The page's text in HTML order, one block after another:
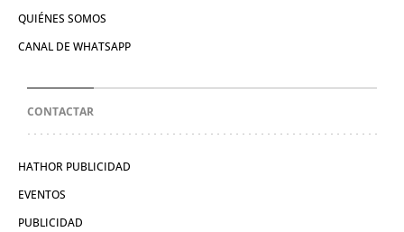
QUIÉNES SOMOS
CANAL DE WHATSAPP
CONTACTAR
HATHOR PUBLICIDAD
EVENTOS
PUBLICIDAD